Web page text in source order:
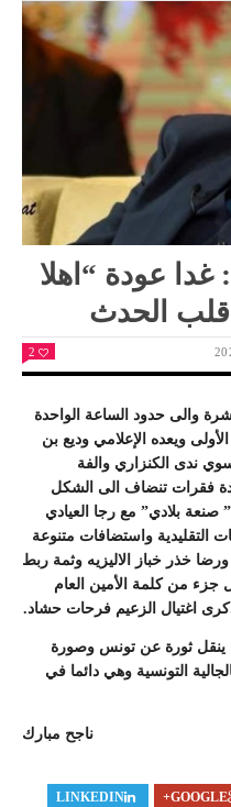
عودة “اهلا
قلب الحدث
2
والى حدود الساعة الواحدة
ويعده الإعلامي وديع بن
ندى الكنزاري والفة
فقرات تنضاف الى الشكل
صنعة بلادي” مع رجا العيادي
التقليدية واستضافات متنوعة
ورضا خذر خباز الاليزيه وثمة ربط
جزء من كلمة الأمين العام
اغتيال الزعيم فرحات حشاد.
ينقل ثورة عن تونس وصورة
التونسية وهي دائما في
ناجح مبارك
GOOGLE+
LINKEDIN